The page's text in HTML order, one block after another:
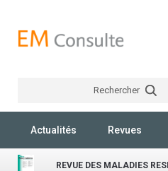
Rechercher
Actualités Revues
REVUE DES MALADIES